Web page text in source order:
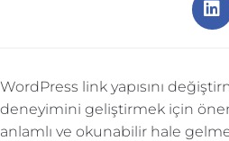
WordPress link yapısını
deneyimini geliştirmek için
anlamlı ve okunabilir hale